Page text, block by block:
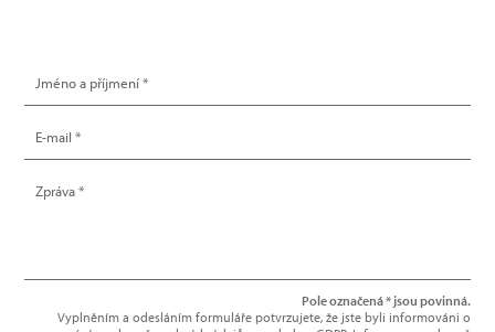
Pole označená * jsou povinná.
Vyplněním a odesláním formuláře potvrzujete, že jste byli informováni o